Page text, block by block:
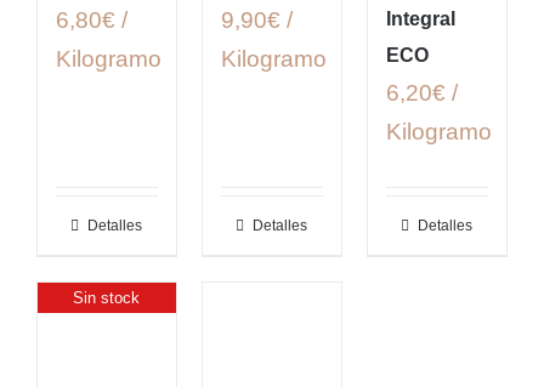
6,80€ /
Kilogramo
Detalles
9,90€ /
Kilogramo
Detalles
Integral
ECO
6,20€ /
Kilogramo
Detalles
Sin stock